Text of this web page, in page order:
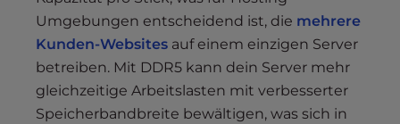
Umgebungen entscheidend ist, die mehrere
Kunden-Websites auf einem einzigen Server
betreiben. Mit DDR5 kann dein Server mehr
gleichzeitige Arbeitslasten mit verbesserter
Speicherbandbreite bewältigen, was sich in